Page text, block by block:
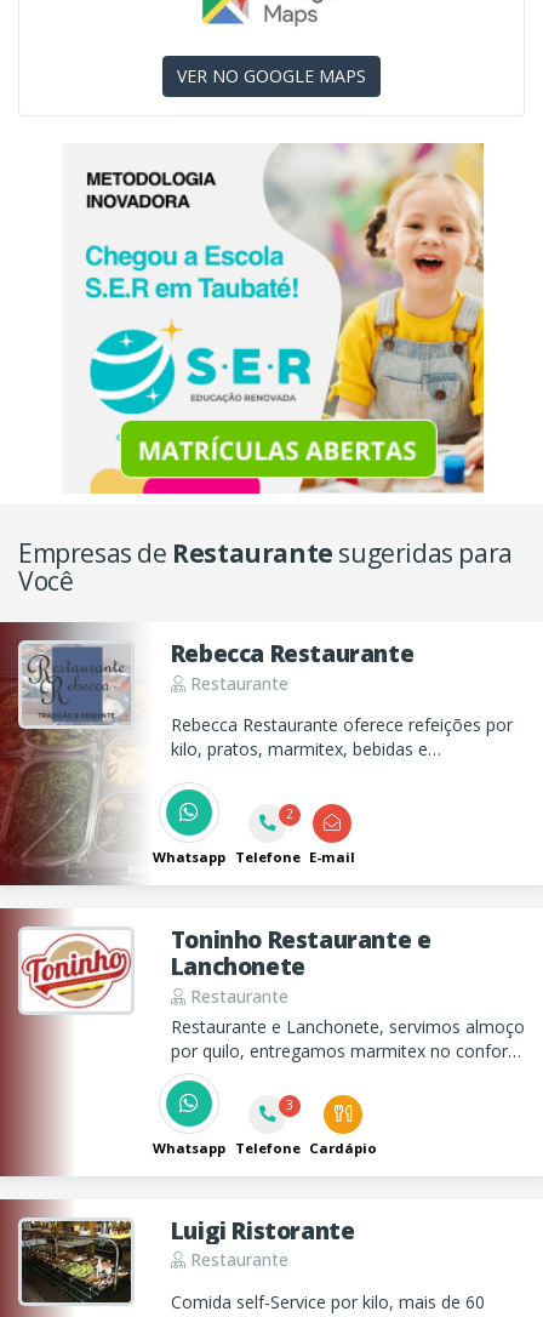
VER NO GOOGLE MAPS
Empresas de Restaurante sugeridas para
Você
Rebecca Restaurante
Restaurante
Rebecca Restaurante oferece refeições por
kilo, pratos, marmitex, bebidas e
centro para sua comodidade!
Whatsapp
2
Telefone E-mail
Toninho Restaurante e
Lanchonete
Restaurante
Restaurante e Lanchonete, servimos almoço
por quilo, entregamos marmitex no conforto
da sua casa, ou trabalho e também
servimos deliciosos lanches no período da
noite.
Whatsapp
3
Telefone Cardápio
Luigi Ristorante
Restaurante
Comida self-Service por kilo, mais de 60